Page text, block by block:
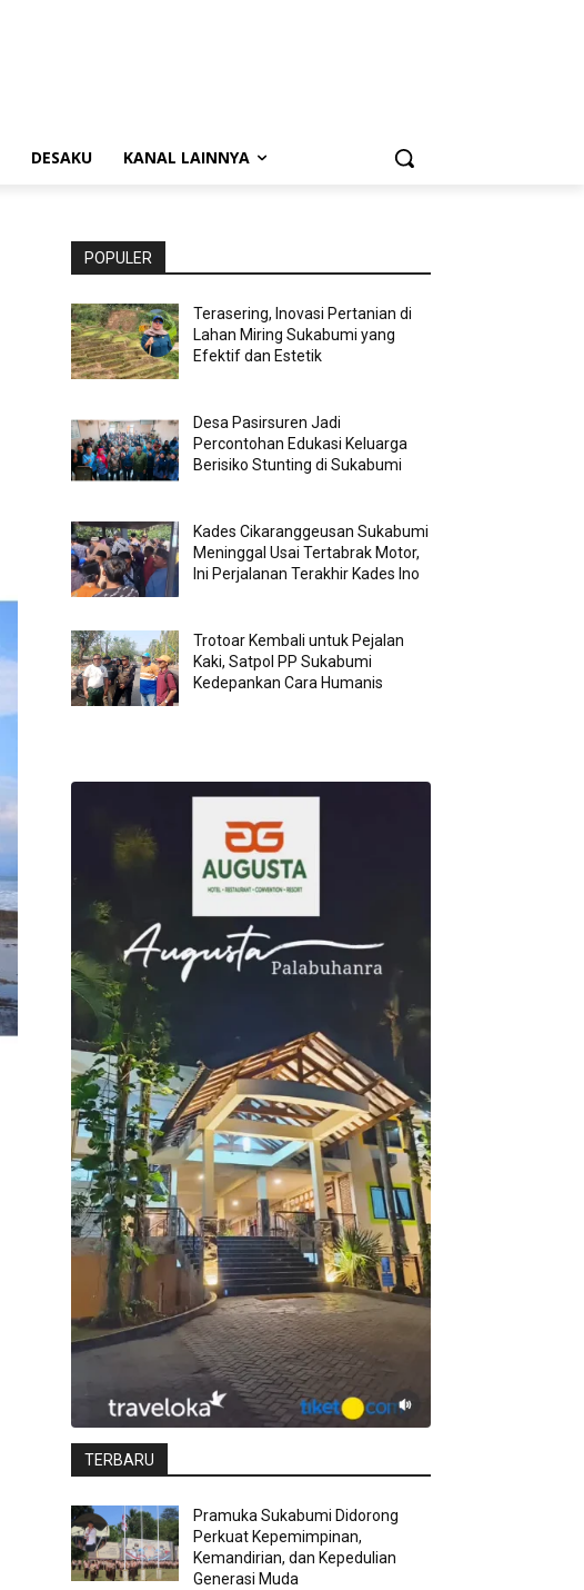
DESAKU KANAL LAINNYA
POPULER
Terasering, Inovasi Pertanian di
Lahan Miring Sukabumi yang
Efektif dan Estetik
Desa Pasirsuren Jadi
Percontohan Edukasi Keluarga
Berisiko Stunting di Sukabumi
Kades Cikaranggeusan Sukabumi
Meninggal Usai Tertabrak Motor,
Ini Perjalanan Terakhir Kades Ino
Trotoar Kembali untuk Pejalan
Kaki, Satpol PP Sukabumi
Kedepankan Cara Humanis
TERBARU
Pramuka Sukabumi Didorong
Perkuat Kepemimpinan,
Kemandirian, dan Kepedulian
Generasi Muda